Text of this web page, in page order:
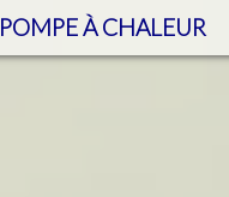
POMPE À CHALEUR